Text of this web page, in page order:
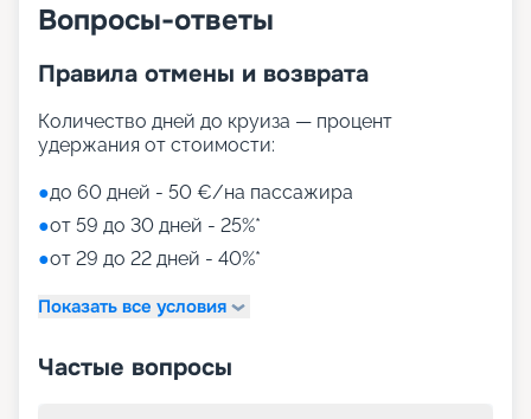
«Круиз.онлайн»
Маршруты лайнера MSC Grandiosa в навигацию
2026 - 2027 г. отличаются разнообразием и
размахом – от Бразилии и Сальвадора до
Испании и Франции. На нашем сайте можно
купить путевку онлайн, мы собрали для вас все
нужные сведения – расписание круизов, схемы
палуб, цены путевок, описание кают, фото
интерьеров. Вас ждет лучший отдых в мире! Для
того чтобы выбрать лучшие места,
Вопросы-ответы
Правила отмены и возврата
Количество дней до круиза — процент
удержания от стоимости:
●до 60 дней - 50 €/на пассажира
●от 59 до 30 дней - 25%*
●от 29 до 22 дней - 40%*
Показать все условия
Частые вопросы